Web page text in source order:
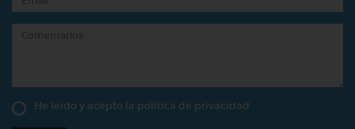
He leído y acepto la política de privacidad